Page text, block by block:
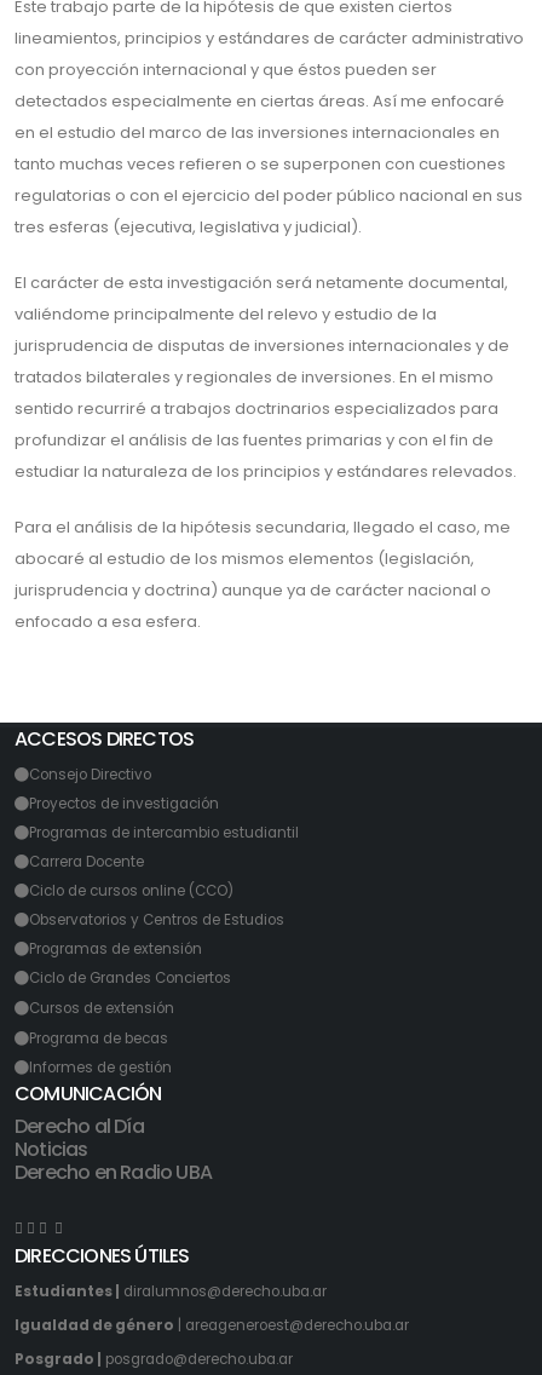
Este trabajo parte de la hipótesis de que existen ciertos
lineamientos, principios y estándares de carácter administrativo
con proyección internacional y que éstos pueden ser
detectados especialmente en ciertas áreas. Así me enfocaré
en el estudio del marco de las inversiones internacionales en
tanto muchas veces refieren o se superponen con cuestiones
regulatorias o con el ejercicio del poder público nacional en sus
tres esferas (ejecutiva, legislativa y judicial).
El carácter de esta investigación será netamente documental,
valiéndome principalmente del relevo y estudio de la
jurisprudencia de disputas de inversiones internacionales y de
tratados bilaterales y regionales de inversiones. En el mismo
sentido recurriré a trabajos doctrinarios especializados para
profundizar el análisis de las fuentes primarias y con el fin de
estudiar la naturaleza de los principios y estándares relevados.
Para el análisis de la hipótesis secundaria, llegado el caso, me
abocaré al estudio de los mismos elementos (legislación,
jurisprudencia y doctrina) aunque ya de carácter nacional o
enfocado a esa esfera.
ACCESOS DIRECTOS
Consejo Directivo
Proyectos de investigación
Programas de intercambio estudiantil
Carrera Docente
Ciclo de cursos online (CCO)
Observatorios y Centros de Estudios
Programas de extensión
Ciclo de Grandes Conciertos
Cursos de extensión
Programa de becas
Informes de gestión
COMUNICACIÓN
Derecho al Día
Noticias
Derecho en Radio UBA
DIRECCIONES ÚTILES
Estudiantes |
diralumnos@derecho.uba.ar
Igualdad de género
areageneroest@derecho.uba.ar
Posgrado |
posgrado@derecho.uba.ar